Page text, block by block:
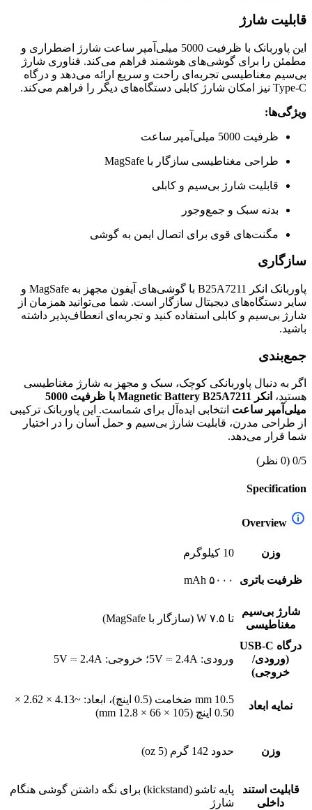
قابلیت شارژ
این پاوربانک با ظرفیت 5000 میلی‌آمپر ساعت شارژ اضطراری و
مطمئن را برای گوشی‌های هوشمند فراهم می‌کند. فناوری شارژ
بی‌سیم مغناطیسی تجربه‌ای راحت و سریع ارائه می‌دهد و درگاه
Type-C نیز امکان شارژ کابلی دستگاه‌های دیگر را فراهم می‌کند.
ویژگی‌ها:
ظرفیت 5000 میلی‌آمپر ساعت
طراحی مغناطیسی سازگار با MagSafe
قابلیت شارژ بی‌سیم و کابلی
بدنه سبک و جمع‌وجور
مگنت‌های قوی برای اتصال ایمن به گوشی
سازگاری
پاوربانک انکر B25A7211 با گوشی‌های آیفون مجهز به MagSafe و
سایر دستگاه‌های دیجیتال سازگار است. شما می‌توانید همزمان از
شارژ بی‌سیم و کابلی استفاده کنید و تجربه‌ای انعطاف‌پذیر داشته
باشید.
جمع‌بندی
اگر به دنبال پاوربانکی کوچک، سبک و مجهز به شارژ مغناطیسی
هستید،
انکر Magnetic Battery B25A7211 با ظرفیت 5000
میلی‌آمپر ساعت انتخابی ایده‌آل برای شماست. این پاوربانک ترکیبی
از طراحی مدرن، قابلیت شارژ بی‌سیم و حمل آسان را در اختیار
شما قرار می‌دهد.
0/5 (0 نظر)
Specification
Overview
وزن 10 کیلوگرم
ظرفیت باتری ۵۰۰۰ mAh
شارژ بی‌سیم
مغناطیسی
تا ۷.۵ W (سازگار با MagSafe)
درگاه USB-C
(ورودی/
خروجی)
ورودی: 5V ⎓ 2.4A؛ خروجی: 5V ⎓ 2.4A
نمایه ابعاد
10.5 mm ضخامت (0.5 اینچ)، ابعاد: ~4.13 × 2.62 ×
0.50 اینچ (105 × 66 × 12.8 mm)
وزن حدود 142 گرم (5 oz)
قابلیت استند
داخلی
پایه تاشو (kickstand) برای نگه‌ داشتن گوشی هنگام
شارژ